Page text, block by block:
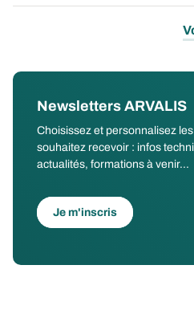
Newsletters ARVALIS
Choisissez et personnalisez
souhaitez recevoir : infos
actualités, formations à venir...
Je m'inscris